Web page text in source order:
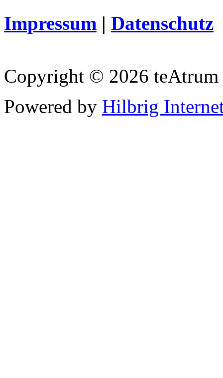
Impressum | Datenschutz
Copyright © 2026
Powered by Hilbrig